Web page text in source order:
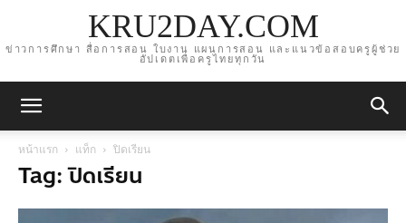
KRU2DAY.COM
ข่าวการศึกษา สื่อการสอน ใบงาน แผนการสอน และแนวข้อสอบครูผู้ช่วย
อัปเดตเพื่อครูไทยทุกวัน
หน้าแรก แท็ก ปิดเรียน
Tag: ปิดเรียน